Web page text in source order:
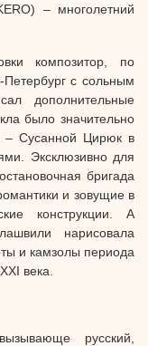
– многолетний
композитор, по
с сольным
дополнительные
было значительно
– Сусанной Цирюк в
Эксклюзивно для
бригада
и зовущие в
конструкции. А
нарисовала
и камзолы периода
века.
русский,